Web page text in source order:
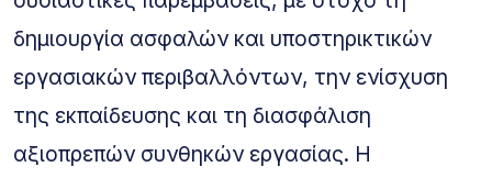
δημιουργία ασφαλών και υποστηρικτικών
εργασιακών περιβαλλόντων, την ενίσχυση
της εκπαίδευσης και τη διασφάλιση
αξιοπρεπών συνθηκών εργασίας. Η